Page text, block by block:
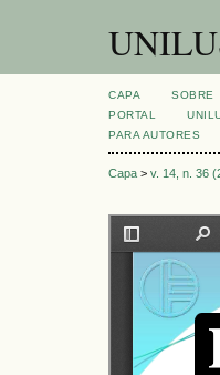
CAPA SOBRE
PORTAL
PARA AUTORES
Capa > v. 14, n. 36